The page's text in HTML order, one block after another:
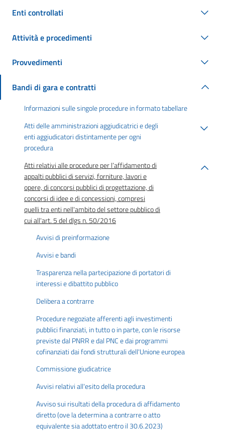
Enti controllati
Attività e procedimenti
Provvedimenti
Bandi di gara e contratti
Informazioni sulle singole procedure in formato tabellare
Atti delle amministrazioni aggiudicatrici e degli
enti aggiudicatori distintamente per ogni
procedura
Atti relativi alle procedure per l’affidamento di
appalti pubblici di servizi, forniture, lavori e
opere, di concorsi pubblici di progettazione, di
concorsi di idee e di concessioni, compresi
quelli tra enti nell'ambito del settore pubblico di
cui all'art. 5 del dlgs n. 50/2016
Avvisi di preinformazione
Avvisi e bandi
Trasparenza nella partecipazione di portatori di
interessi e dibattito pubblico
Delibera a contrarre
Procedure negoziate afferenti agli investimenti
pubblici finanziati, in tutto o in parte, con le risorse
previste dal PNRR e dal PNC e dai programmi
cofinanziati dai fondi strutturali dell'Unione europea
Commissione giudicatrice
Avvisi relativi all'esito della procedura
Avviso sui risultati della procedura di affidamento
diretto (ove la determina a contrarre o atto
equivalente sia adottato entro il 30.6.2023)